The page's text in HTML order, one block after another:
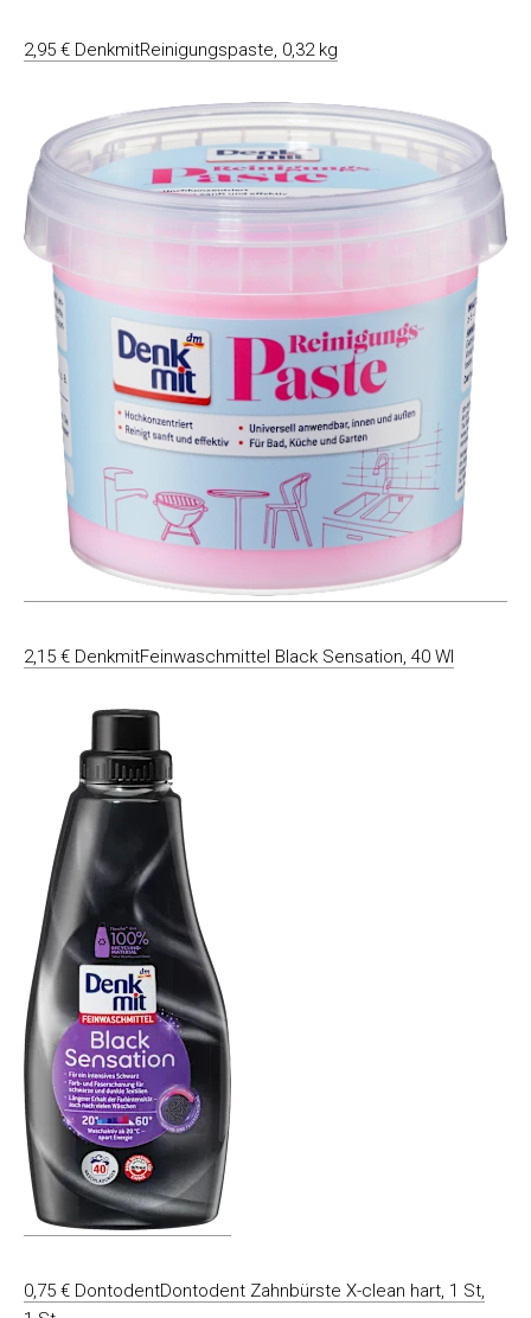
2,95 € DenkmitReinigungspaste, 0,32 kg
2,15 € DenkmitFeinwaschmittel Black Sensation, 40 Wl
0,75 € DontodentDontodent Zahnbürste X-clean hart, 1 St,